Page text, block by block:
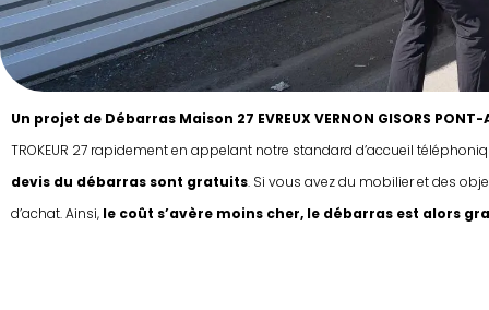
Un projet de Débarras Maison 27 EVREUX VERNON GISORS
TROKEUR 27 rapidement en appelant notre standard d’accueil
devis du débarras sont gratuits. Si vous avez du mobilier et des
d’achat. Ainsi, le coût s’avère moins cher, le débarras est alors